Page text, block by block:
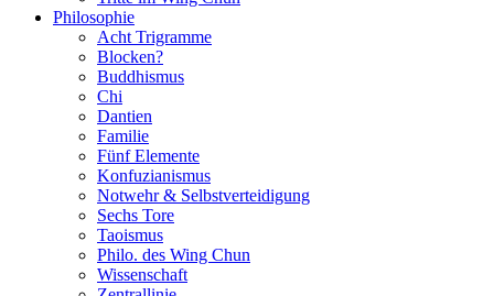
Philosophie
Acht Trigramme
Blocken?
Buddhismus
Chi
Dantien
Familie
Fünf Elemente
Konfuzianismus
Notwehr & Selbstverteidigung
Sechs Tore
Taoismus
Philo. des Wing Chun
Wissenschaft